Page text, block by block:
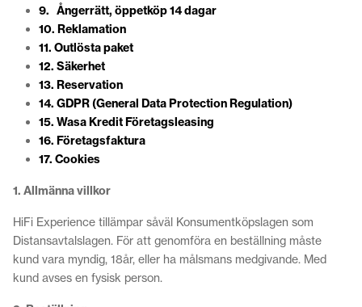
9. Ångerrätt, öppetköp 14 dagar
10. Reklamation
11. Outlösta paket
12. Säkerhet
13. Reservation
14. GDPR (General Data Protection Regulation)
15. Wasa Kredit Företagsleasing
16. Företagsfaktura
17. Cookies
1. Allmänna villkor
HiFi Experience tillämpar såväl Konsumentköpslagen som
Distansavtalslagen. För att genomföra en beställning måste
kund vara myndig, 18år, eller ha målsmans medgivande. Med
kund avses en fysisk person.